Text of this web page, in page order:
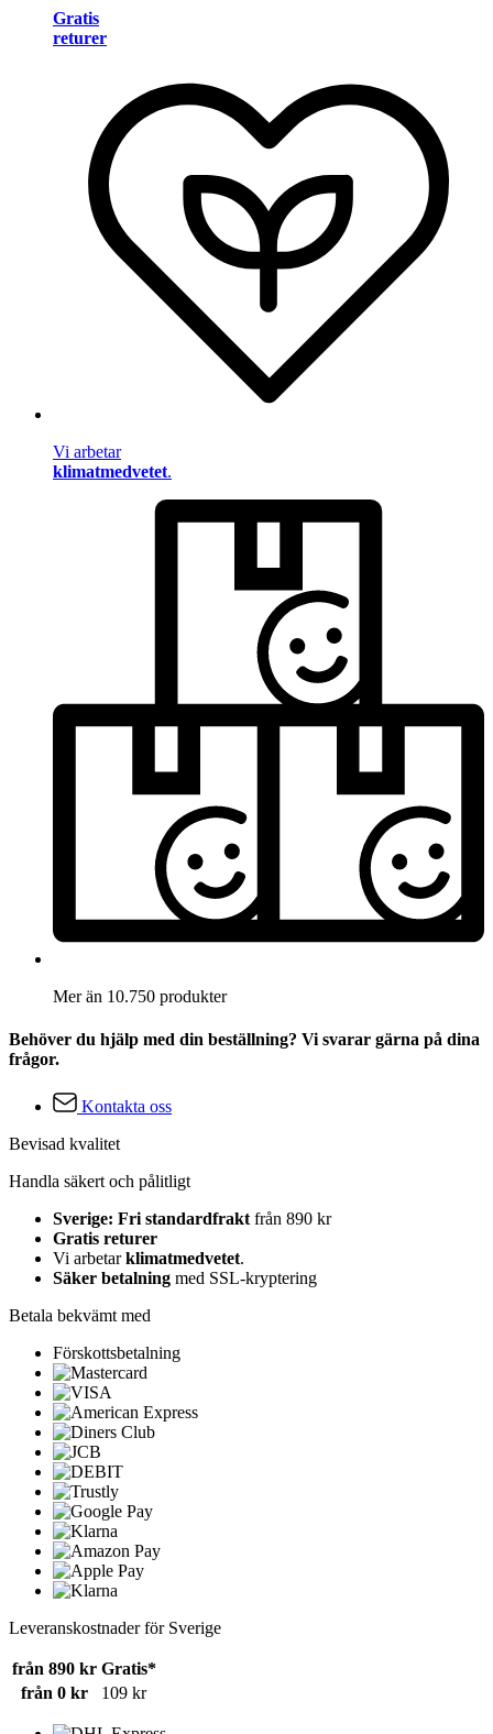
Gratis
returer
Vi arbetar
klimatmedvetet.
Mer än 10.750 produkter
Behöver du hjälp med din beställning? Vi svarar gärna på dina
frågor.
Kontakta oss
Bevisad kvalitet
Handla säkert och pålitligt
Sverige: Fri standardfrakt från 890 kr
Gratis returer
Vi arbetarklimatmedvetet.
Säker betalning med SSL-kryptering
Betala bekvämt med
Förskottsbetalning
Leveranskostnader för Sverige
från 890 kr Gratis*
från 0 kr
109 kr